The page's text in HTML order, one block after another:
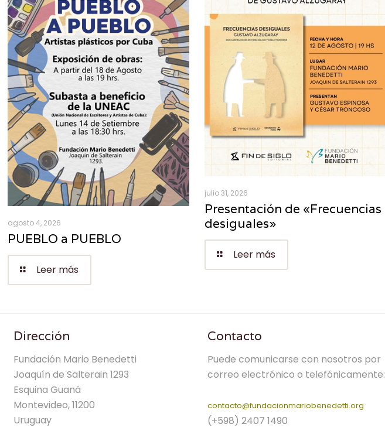
agosto 4, 2026
PUEBLO a PUEBLO
Leer más
julio 31, 2026
Presentación de «Frecuencias
desiguales»
Leer más
Dirección
Fundación Mario Benedetti
Joaquín de Salterain 1293
Esquina Guaná
Montevideo, 11200
Uruguay
Contacto
Puede comunicarse con nosotros por
correo electrónico o telefónicamente:
contacto@fundacionmariobenedetti.org
(+598) 2407 1490